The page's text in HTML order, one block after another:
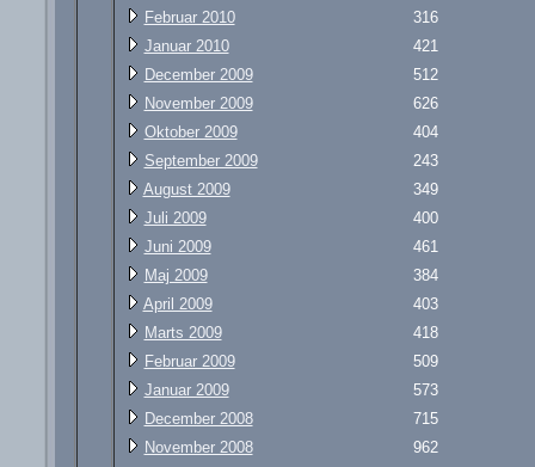
Februar 2010
316
Januar 2010
421
December 2009
512
November 2009
626
Oktober 2009
404
September 2009
243
August 2009
349
Juli 2009
400
Juni 2009
461
Maj 2009
384
April 2009
403
Marts 2009
418
Februar 2009
509
Januar 2009
573
December 2008
715
November 2008
962